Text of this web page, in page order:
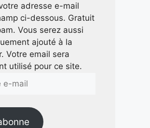
adresse e-mail
ci-dessous. Gratuit
Vous serez aussi
ajouté à la
Votre email sera
utilisé pour ce site.